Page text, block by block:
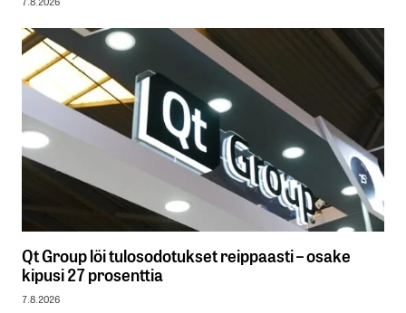
Qt Group löi tulosodotukset reippaasti – osake
kipusi 27 prosenttia
7.8.2026